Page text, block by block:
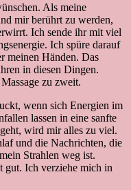
Als meine
mir berührt zu werden,
Ich sende ihr mit viel
Ich spüre darauf
meinen Händen. Das
in diesen Dingen.
zu zweit.
wenn sich Energien im
lassen in eine sanfte
wird mir alles zu viel.
und die Nachrichten, die
Strahlen weg ist.
gut. Ich verziehe mich in